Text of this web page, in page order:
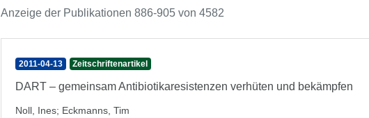
Anzeige der Publikationen 886-905 von 4582
2011-04-13 Zeitschriftenartikel
DART – gemeinsam Antibiotikaresistenzen verhüten und bekämpfen
Noll, Ines; Eckmanns, Tim